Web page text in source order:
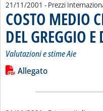
21/11/2001 - Prezzi
COSTO MEDIO
DEL GREGGIO
Valutazioni e stime Aie
Leggi tutta la notizia:
Lista allegati PDF
Allegato